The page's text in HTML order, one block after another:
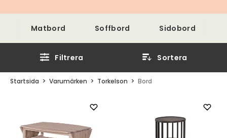
Matbord Soffbord Sidobord
Filtrera Sortera
Startsida Varumärken Torkelson Bord